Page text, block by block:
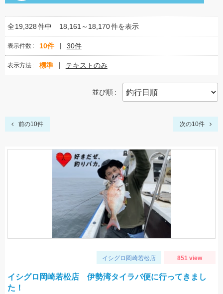
全19,328件中 18,161～18,170件を表示
表示件数 10件 30件
表示方法 標準 テキストのみ
並び順
前の10件 次の10件
イシグロ岡崎若松店 851 view
イシグロ岡崎若松店 伊勢湾タイラバ便に行ってきまし
た！